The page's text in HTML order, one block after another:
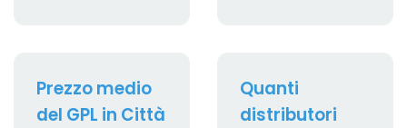
Prezzo medio
del GPL in Città
Quanti
distributori